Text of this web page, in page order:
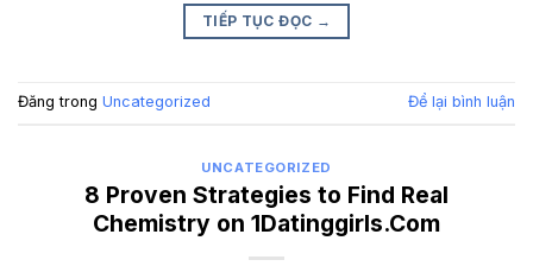
TIẾP TỤC ĐỌC →
Đăng trong Uncategorized Để lại bình luận
UNCATEGORIZED
8 Proven Strategies to Find Real
Chemistry on 1Datinggirls.Com